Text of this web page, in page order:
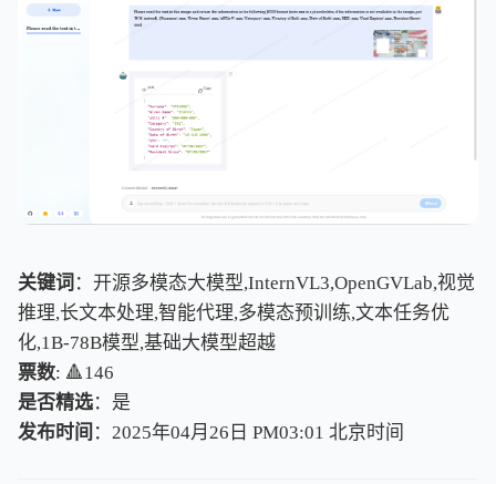
关键词 ：开源多模态大模型,InternVL3,OpenGVLab,视觉
推理,长文本处理,智能代理,多模态预训练,文本任务优
化,1B-78B模型,基础大模型超越
票数: 🔺146
是否精选：是
发布时间 ：2025年04月26日 PM03:01 北京时间
北京时间